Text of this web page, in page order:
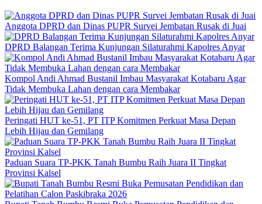
Anggota DPRD dan Dinas PUPR Survei Jembatan Rusak di Juai
DPRD Balangan Terima Kunjungan Silaturahmi Kapolres Anyar
Kompol Andi Ahmad Bustanil Imbau Masyarakat Kotabaru Agar
Tidak Membuka Lahan dengan cara Membakar
Peringati HUT ke-51, PT ITP Komitmen Perkuat Masa Depan
Lebih Hijau dan Gemilang
Paduan Suara TP-PKK Tanah Bumbu Raih Juara II Tingkat
Provinsi Kalsel